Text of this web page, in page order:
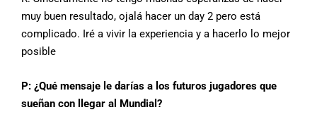
muy buen resultado, ojalá hacer un day 2 pero está
complicado. Iré a vivir la experiencia y a hacerlo lo mejor
posible
P: ¿Qué mensaje le darías a los futuros jugadores que
sueñan con llegar al Mundial?